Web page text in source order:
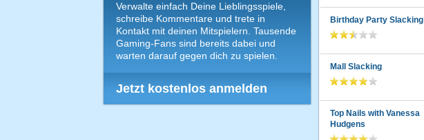
Verwalte einfach Deine Lieblingsspiele,
schreibe Kommentare und trete in
Kontakt mit deinen Mitspielern. Tausende
Gaming-Fans sind bereits dabei und
warten darauf gegen dich zu spielen.
Jetzt kostenlos anmelden
Birthday Party Slacking
Mall Slacking
Top Nails with Vanessa
Hudgens